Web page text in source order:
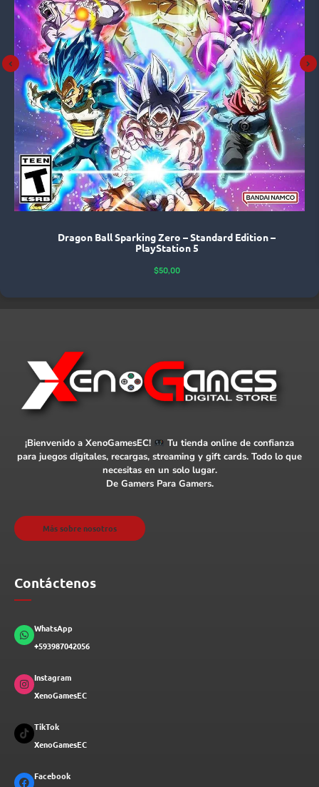
Dragon Ball Sparking Zero – Standard Edition –
PlayStation 5
$50,00
¡Bienvenido a XenoGamesEC!
Tu tienda online de confianza
para juegos digitales, recargas, streaming y gift cards. Todo lo que
necesitas en un solo lugar.
De Gamers Para Gamers.
Más sobre nosotros
Contáctenos
WhatsApp
+593987042056
Instagram
XenoGamesEC
TikTok
XenoGamesEC
Facebook